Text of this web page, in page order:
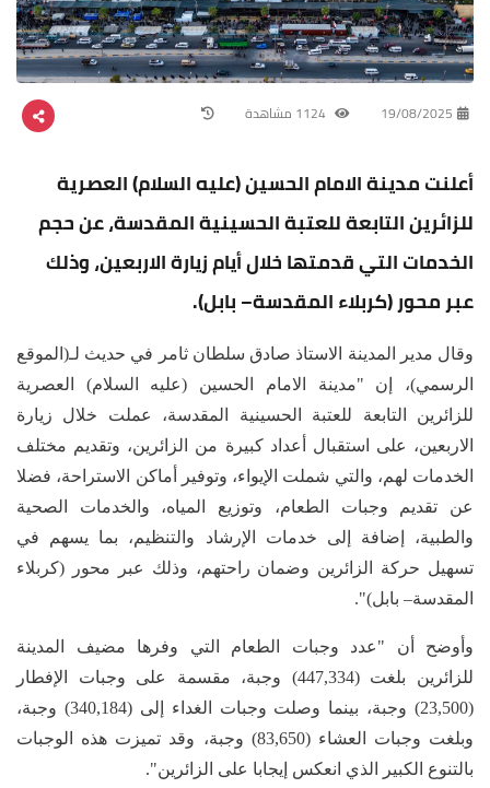
19/08/2025
أعلنت مدينة الامام الحسين (عليه السلام) العصرية
للزائرين التابعة للعتبة الحسينية المقدسة، عن حجم
الخدمات التي قدمتها خلال أيام زيارة الاربعين، وذلك
عبر محور (كربلاء المقدسة– بابل).
وقال مدير المدينة الاستاذ صادق سلطان ثامر في حديث لـ(الموقع
الرسمي)، إن "مدينة الامام الحسين (عليه السلام) العصرية
للزائرين التابعة للعتبة الحسينية المقدسة، عملت خلال زيارة
الاربعين، على استقبال أعداد كبيرة من الزائرين، وتقديم مختلف
الخدمات لهم، والتي شملت الإيواء، وتوفير أماكن الاستراحة، فضلا
عن تقديم وجبات الطعام، وتوزيع المياه، والخدمات الصحية
والطبية، إضافة إلى خدمات الإرشاد والتنظيم، بما يسهم في
تسهيل حركة الزائرين وضمان راحتهم، وذلك عبر محور (كربلاء
المقدسة– بابل)".
وأوضح أن "عدد وجبات الطعام التي وفرها مضيف المدينة
للزائرين بلغت (447,334) وجبة، مقسمة على وجبات الإفطار
(23,500) وجبة، بينما وصلت وجبات الغداء إلى (340,184) وجبة،
وبلغت وجبات العشاء (83,650) وجبة، وقد تميزت هذه الوجبات
بالتنوع الكبير الذي انعكس إيجابا على الزائرين".